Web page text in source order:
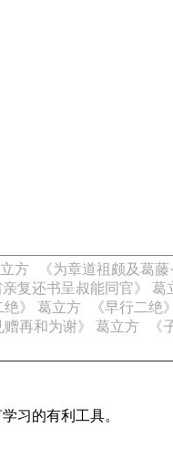
方 《为章道祖颇及葛
亲复还书呈叔能同官》 葛
绝》 葛立方 《早行二绝
赠再和为谢》 葛立方
《
习的有利工具。